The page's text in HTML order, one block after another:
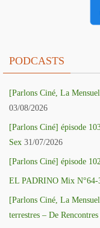
PODCASTS
[Parlons Ciné, La
03/08/2026
[Parlons Ciné] épisode
Sex 31/07/2026
[Parlons Ciné] épisode
EL PADRINO Mix
[Parlons Ciné, La
terrestres – De